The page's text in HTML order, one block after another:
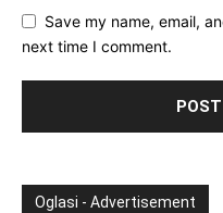
Save my name, email,
next time I comment.
Oglasi - Advertisement